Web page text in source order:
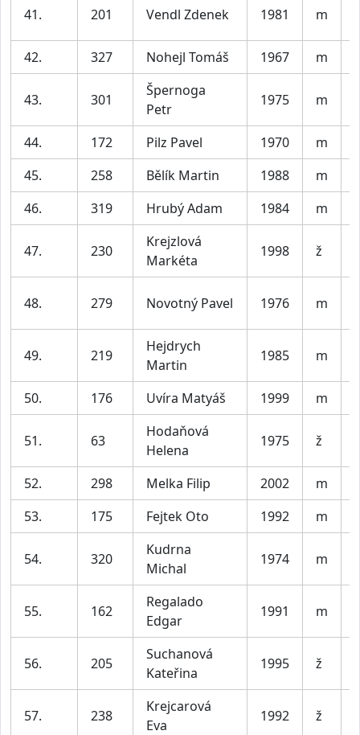
41. 201 Vendl Zdenek 1981 m
42.
327 Nohejl Tomáš 1967 m
43. 301
Špernoga
Petr
1975 m
44.
172 Pilz Pavel 1970 m
45.
258 Bělík Martin 1988 m
46.
319 Hrubý Adam 1984 m
47. 230
Krejzlová
Markéta
1998 ž
48. 279 Novotný Pavel 1976 m
49. 219
Hejdrych
Martin
1985 m
50. 176 Uvíra Matyáš 1999 m
51. 63
Hodaňová
Helena
1975 ž
52.
298 Melka Filip 2002 m
53.
175 Fejtek Oto 1992 m
54. 320
Kudrna
Michal
1974 m
55. 162
Regalado
Edgar
1991 m
56. 205
Suchanová
Kateřina
1995 ž
57. 238
Krejcarová
Eva
1992 ž